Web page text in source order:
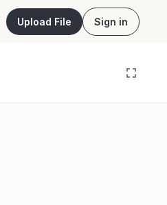
Upload File Sign in